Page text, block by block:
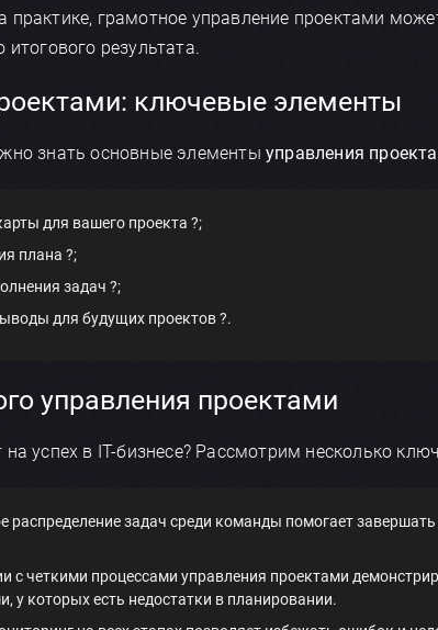
грамотное управление проектами
результата.
ключевые элементы
знать основные элементы управления
для вашего проекта ?;
плана ?;
задач ?;
для будущих проектов ?.
управления проектами
успех в IT-бизнесе? Рассмотрим несколько
распределение задач среди команды помогает
с четкими процессами управления проектами
у которых есть недостатки в планировании.